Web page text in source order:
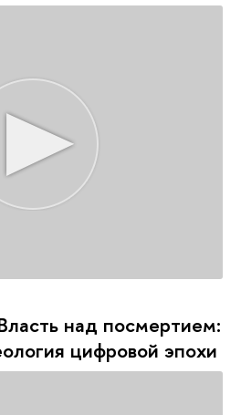
над посмертием:
цифровой эпохи